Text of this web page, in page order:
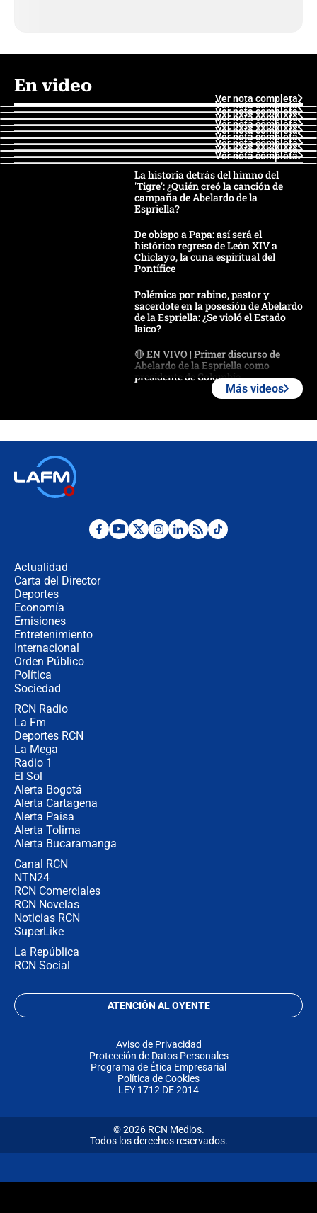
En video
Ver nota completa
Ver nota completa
Ver nota completa
Ver nota completa
Ver nota completa
Ver nota completa
Ver nota completa
Ver nota completa
Ver nota completa
Ver nota completa
La historia detrás del himno del
'Tigre': ¿Quién creó la canción de
campaña de Abelardo de la
Espriella?
De obispo a Papa: así será el
histórico regreso de León XIV a
Chiclayo, la cuna espiritual del
Pontífice
Polémica por rabino, pastor y
sacerdote en la posesión de Abelardo
de la Espriella: ¿Se violó el Estado
laico?
🔴 EN VIVO | Primer discurso de
Abelardo de la Espriella como
presidente de Colombia
Desde dermatitis hasta infecciones:
Más videos
Actualidad
Carta del Director
Deportes
Economía
Emisiones
Entretenimiento
Internacional
Orden Público
Política
Sociedad
RCN Radio
La Fm
Deportes RCN
La Mega
Radio 1
El Sol
Alerta Bogotá
Alerta Cartagena
Alerta Paisa
Alerta Tolima
Alerta Bucaramanga
Canal RCN
NTN24
RCN Comerciales
RCN Novelas
Noticias RCN
SuperLike
La República
RCN Social
ATENCIÓN AL OYENTE
Aviso de Privacidad
Protección de Datos Personales
Programa de Ética Empresarial
Política de Cookies
LEY 1712 DE 2014
© 2026 RCN Medios.
Todos los derechos reservados.